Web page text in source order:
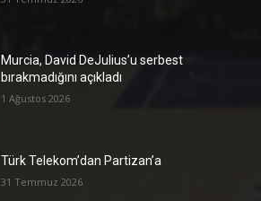
Murcia, David DeJulius’u serbest
bırakmadığını açıkladı
1 Ağustos 2026
Türk Telekom’dan Partizan’a
31 Temmuz 2026